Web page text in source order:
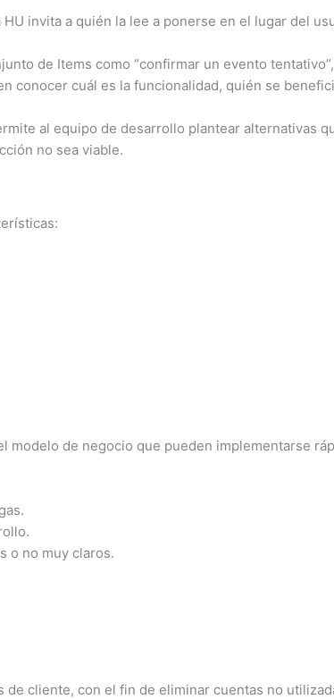
invita a quién la lee a ponerse en el lugar del
de Items como “confirmar un evento
conocer cuál es la funcionalidad, quién se
al equipo de desarrollo plantear alternativas
no sea viable.
de negocio que pueden implementarse
o no muy claros.
cliente, con el fin de eliminar cuentas no